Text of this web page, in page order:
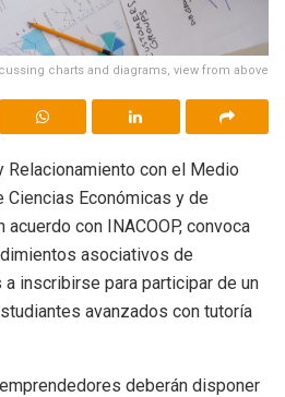
charts and diagrams, view from above
Relacionamiento con el Medio
Ciencias Económicas y de
con INACOOP, convoca
asociativos de
inscribirse para participar de un
avanzados con tutoría
deberán disponer